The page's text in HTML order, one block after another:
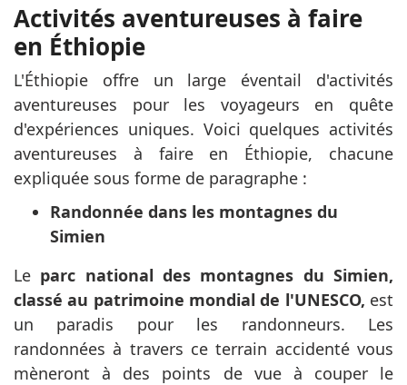
Activités aventureuses à faire
en Éthiopie
L'Éthiopie offre un large éventail d'activités
aventureuses pour les voyageurs en quête
d'expériences uniques. Voici quelques activités
aventureuses à faire en Éthiopie, chacune
expliquée sous forme de paragraphe :
Randonnée dans les montagnes du
Simien
Le parc national des montagnes du Simien,
classé au patrimoine mondial de l'UNESCO, est
un paradis pour les randonneurs. Les
randonnées à travers ce terrain accidenté vous
mèneront à des points de vue à couper le